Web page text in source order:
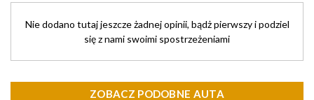
Nie dodano tutaj jeszcze żadnej opinii, bądż pierwszy i podziel
się z nami swoimi spostrzeżeniami
ZOBACZ PODOBNE AUTA